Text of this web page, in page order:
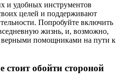
и удобных инструментов
целей и поддерживают
Попробуйте включить
жизнь, и, возможно,
помощниками на пути к
обойти стороной